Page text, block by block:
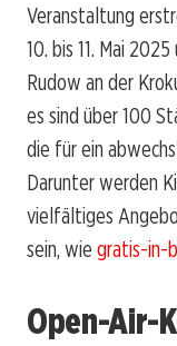
Veranstaltung
10. bis 11. Mai
Rudow an der
es sind über 100
die für ein
Darunter werden
vielfältiges
sein, wie gratis-in-
Open-Air-